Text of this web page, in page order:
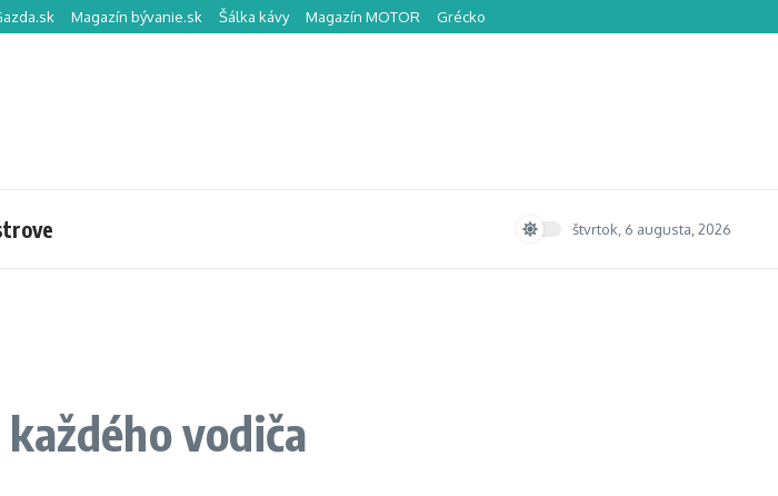
Magazín bývanie.sk Šálka kávy Magazín MOTOR Grécko
štvrtok, 6 augusta, 2026
vodiča